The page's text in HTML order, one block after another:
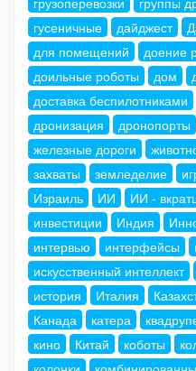
гусеничные
дайджест
для помещений
доение
доильные роботы
дом
доставка беспилотниками
дронизация
дронопорты
железные дороги
захваты
земледелие
Израиль
ИИ ИИ -
инвестиции
Индия
интервью
интерфейсы
искусственный интеллект
история
Италия
Канада
катера
кино
Китай коботы